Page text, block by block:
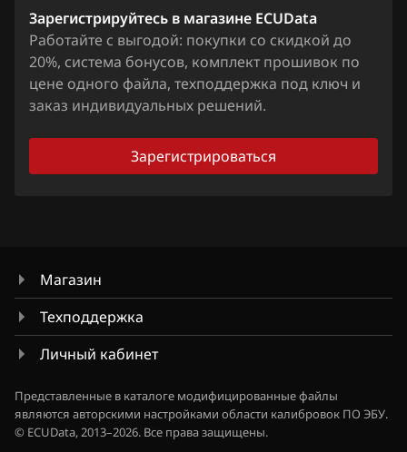
Chrysler
Citroen
Dacia
Daewoo
DAF
Dongfeng
Exeed
Extreme moto
Fiat
Siemens EMS 3132, 3134
Siemens EMS 3155
Siemens EMS 3160
Siemens SID 301
Siemens SID 310
Lafesta
Liberty
Maxima
Micra, March
Murano
Pathfinder
Patrol, Safari
Presage
Primera
Qashqai, Dualis, Rogue
Зарегистрируйтесь в магазине ECUData
Работайте с выгодой: покупки со скидкой до
20%, система бонусов, комплект прошивок по
цене одного файла, техподдержка под ключ и
заказ индивидуальных решений.
Зарегистрироваться
Магазин
Техподдержка
Личный кабинет
Представленные в каталоге модифицированные файлы
являются авторскими настройками области калибровок ПО ЭБУ.
© ECUData, 2013–2026. Все права защищены.